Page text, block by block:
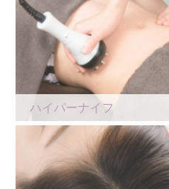
ハイパーナイフ